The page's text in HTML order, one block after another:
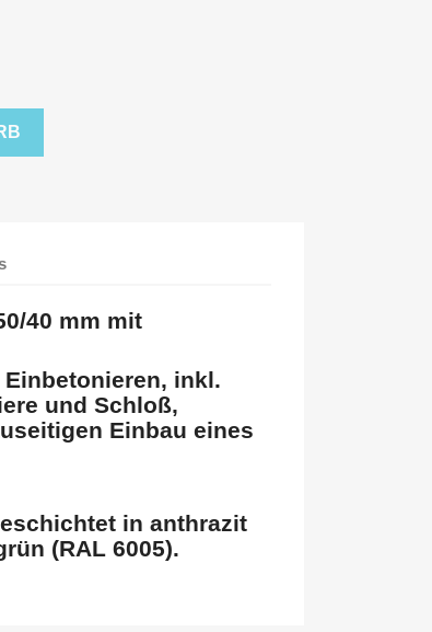
40 mm mit
inkl.
und Schloß,
Einbau eines
in anthrazit
(RAL 6005).